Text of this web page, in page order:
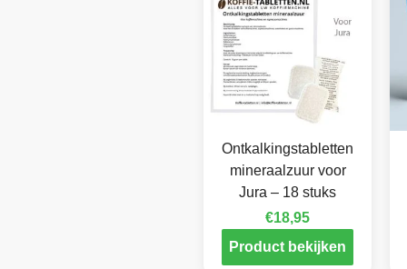
Ontkalkingstabletten
mineraalzuur voor
Jura – 18 stuks
€18,95
Product bekijken